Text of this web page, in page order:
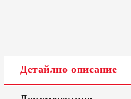
Детайлно описание